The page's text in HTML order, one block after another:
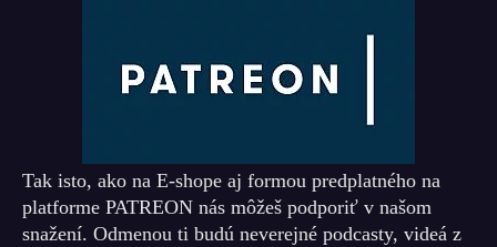
Tak isto, ako na E-shope aj formou predplatného na
platforme PATREON nás môžeš podporiť v našom
snažení. Odmenou ti budú neverejné podcasty, videá z